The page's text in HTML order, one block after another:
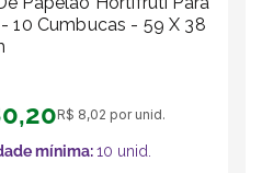
10 Cumbucas - 59 X 38
,20R$ 8,02 por unid.
mínima:10 unid.